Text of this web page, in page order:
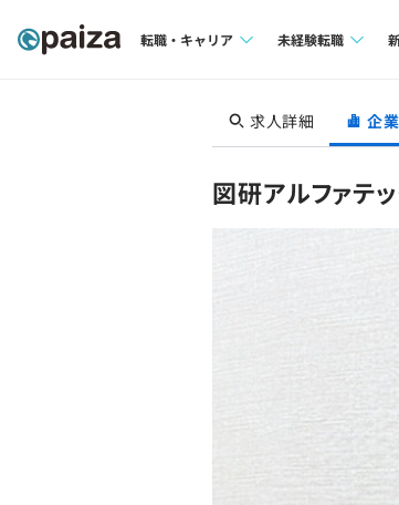
転職・キャリア
転職成功ガイド
未経験転職
求人検索
転職成功ガイド
求人詳細 企
図研アルファテ